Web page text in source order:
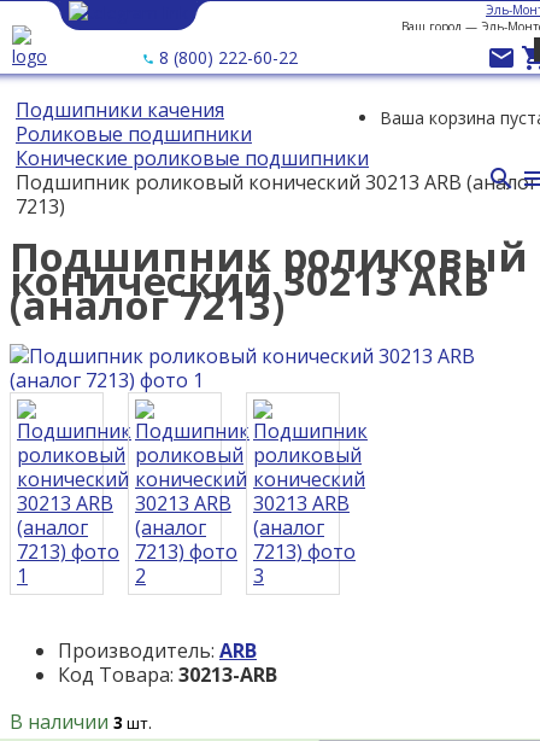
Эль-
Ваш город — Эль-
8 (800) 222-60-22 
Ваша корзина

Подшипники качения
Роликовые подшипники
Конические роликовые подшипники
Подшипник роликовый конический 30213 ARB (аналог
7213)
Подшипник роликовый
конический 30213 ARB
(аналог 7213)
Производитель: ARB
Код Товара: 30213-ARB
В наличии 3 шт.